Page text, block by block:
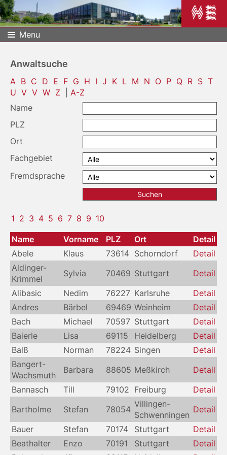
Menu
Anwaltsuche
A B C D E F G H I J K L M N O P Q R S T
U V V W Z
A-Z
Name
PLZ
Ort
Fachgebiet
Fremdsprache
1 2 3 4 5 6 7 8 9 10
Name Vorname PLZ Ort
Detail
Abele
Klaus 73614 Schorndorf
Detail
Aldinger-
Krimmel
Sylvia 70469 Stuttgart
Detail
Alibasic
Nedim 76227 Karlsruhe
Detail
Andres
Bärbel 69469 Weinheim
Detail
Bach
Michael 70597 Stuttgart
Detail
Baierle
Lisa 69115 Heidelberg
Detail
Balß
Norman 78224 Singen
Detail
Bangert-
Wachsmuth
Barbara 88605 Meßkirch
Detail
Bannasch
Till 79102 Freiburg
Detail
Bartholme
Stefan 78054
Villingen-
Schwenningen
Detail
Bauer
Stefan 70174 Stuttgart
Detail
Beathalter
Enzo 70191 Stuttgart
Detail